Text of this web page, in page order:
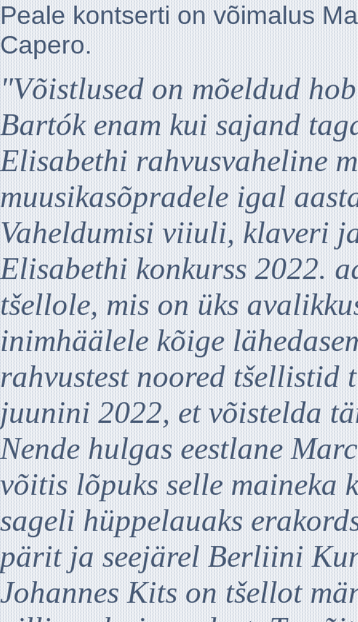
Peale kontserti on võimalus
Capero.
"Võistlused on mõeldud
Bartók enam kui sajand
Elisabethi rahvusvaheline
muusikasõpradele igal
Vaheldumisi viiuli, klaveri
Elisabethi konkurss 2022.
tšellole, mis on üks
inimhäälele kõige
rahvustest noored tšellistid
juunini 2022, et võistelda
Nende hulgas eestlane
võitis lõpuks selle maineka
sageli hüppelauaks
pärit ja seejärel Berliini
Johannes Kits on tšellot